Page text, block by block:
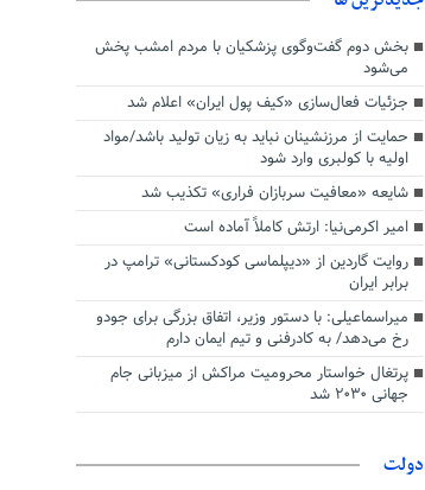
بخش دوم گفت‌وگوی پزشکیان با مردم امشب پخش
می‌شود
جزئیات فعال‌سازی «کیف پول ایران» اعلام شد
حمایت از مرزنشینان نباید به زیان تولید باشد/مواد
اولیه با کولبری وارد شود
شایعه «معافیت سربازان فراری» تکذیب شد
امیر اکرمی‌نیا: ارتش کاملاً آماده است
روایت گاردین از «دیپلماسی کودکستانی» ترامپ در
برابر ایران
میراسماعیلی: با دستور وزیر، اتفاق بزرگی برای جودو
رخ می‌دهد/ به کادرفنی و تیم ایمان دارم
پرتغال خواستار محرومیت مراکش از میزبانی جام
جهانی ۲۰۳۰ شد
دولت